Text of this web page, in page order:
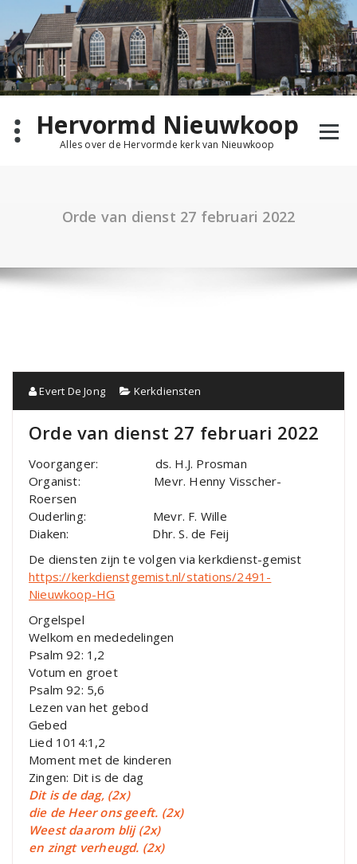
de
inhoud
Hervormd Nieuwkoop
Alles over de Hervormde kerk van Nieuwkoop
Orde van dienst 27 februari 2022
Evert De Jong Kerkdiensten
Orde van dienst 27 februari 2022
Voorganger: ds. H.J. Prosman
Organist: Mevr. Henny Visscher-
Roersen
Ouderling: Mevr. F. Wille
Diaken: Dhr. S. de Feij
De diensten zijn te volgen via kerkdienst-gemist
https://kerkdienstgemist.nl/stations/2491-
Nieuwkoop-HG
Orgelspel
Welkom en mededelingen
Psalm 92: 1,2
Votum en groet
Psalm 92: 5,6
Lezen van het gebod
Gebed
Lied 1014:1,2
Moment met de kinderen
Zingen: Dit is de dag
Dit is de dag, (2x)
die de Heer ons geeft. (2x)
Weest daarom blij (2x)
en zingt verheugd. (2x)